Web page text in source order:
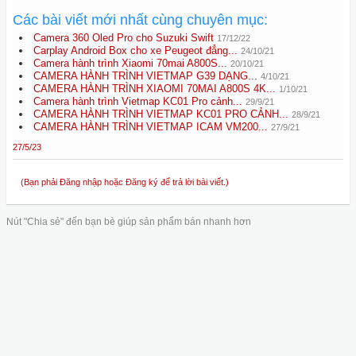
Các bài viết mới nhất cùng chuyên mục:
Camera 360 Oled Pro cho Suzuki Swift 17/12/22
Carplay Android Box cho xe Peugeot đẳng... 24/10/21
Camera hành trình Xiaomi 70mai A800S... 20/10/21
CAMERA HÀNH TRÌNH VIETMAP G39 DẠNG... 4/10/21
CAMERA HÀNH TRÌNH XIAOMI 70MAI A800S 4K... 1/10/21
Camera hành trình Vietmap KC01 Pro cảnh... 29/9/21
CAMERA HÀNH TRÌNH VIETMAP KC01 PRO CẢNH... 28/9/21
CAMERA HÀNH TRÌNH VIETMAP ICAM VM200... 27/9/21
27/5/23
(Bạn phải Đăng nhập hoặc Đăng ký để trả lời bài viết.)
Nút "Chia sẻ" đến bạn bè giúp sản phẩm bán nhanh hơn